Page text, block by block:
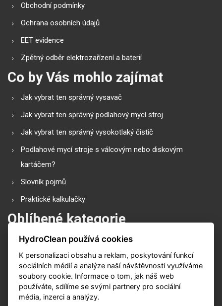
Obchodní podmínky
Ochrana osobních údajů
EET evidence
Zpětný odběr elektrozařízení a baterií
Co by Vás mohlo zajímat
Jak vybrat ten správný vysavač
Jak vybrat ten správný podlahový mycí stroj
Jak vybrat ten správný vysokotlaký čistič
Podlahové mycí stroje s válcovým nebo diskovým
kartáčem?
Slovník pojmů
Praktické kalkulačky
Oblíbené kategorie
Průmyslové vysavače
Vysokotlaké čističe
Podlahové mycí stroje
Zametací stroje
HydroClean používá cookies
K personalizaci obsahu a reklam, poskytování funkcí
sociálních médií a analýze naší návštěvnosti využíváme
soubory cookie. Informace o tom, jak náš web
používáte, sdílíme se svými partnery pro sociální
média, inzerci a analýzy.